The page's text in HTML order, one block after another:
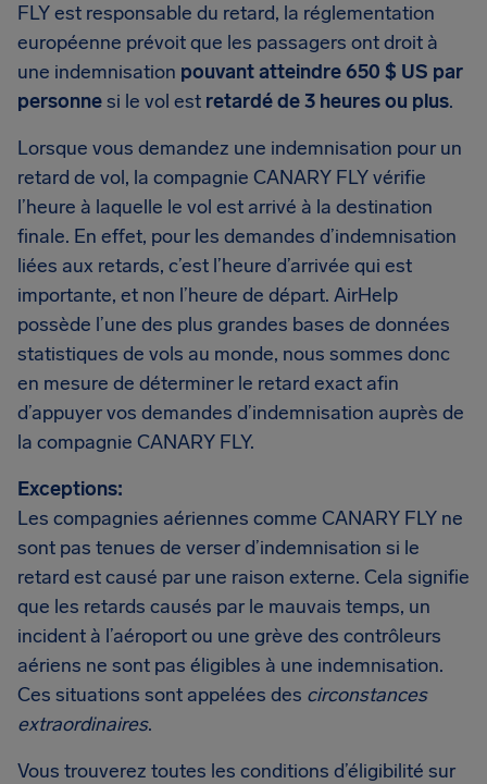
FLY est responsable du retard, la réglementation
européenne prévoit que les passagers ont droit à
une indemnisation pouvant atteindre 650 $ US par
personnesi le vol est retardé de 3 heures ou plus.
Lorsque vous demandez une indemnisation pour un
retard de vol, la compagnie CANARY FLY vérifie
l’heure à laquelle le vol est arrivé à la destination
finale. En effet, pour les demandes d’indemnisation
liées aux retards, c’est l’heure d’arrivée qui est
importante, et non l’heure de départ. AirHelp
possède l’une des plus grandes bases de données
statistiques de vols au monde, nous sommes donc
en mesure de déterminer le retard exact afin
d’appuyer vos demandes d’indemnisation auprès de
la compagnie CANARY FLY.
Exceptions:
Les compagnies aériennes comme CANARY FLY ne
sont pas tenues de verser d’indemnisation si le
retard est causé par une raison externe. Cela signifie
que les retards causés par le mauvais temps, un
incident à l’aéroport ou une grève des contrôleurs
aériens ne sont pas éligibles à une indemnisation.
Ces situations sont appelées des circonstances
extraordinaires.
Vous trouverez toutes les conditions d’éligibilité sur